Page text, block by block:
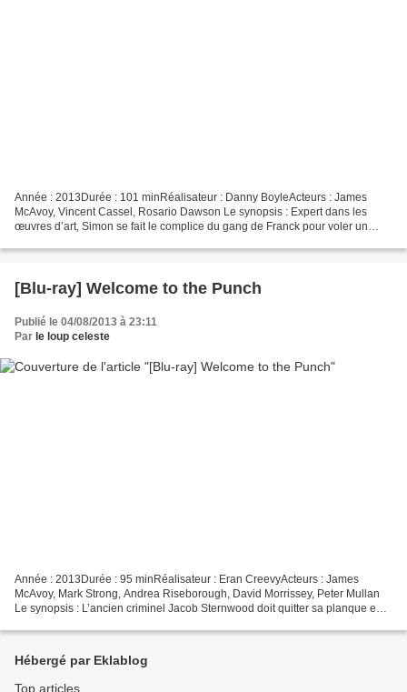
Année : 2013Durée : 101 minRéalisateur : Danny BoyleActeurs : James
McAvoy, Vincent Cassel, Rosario Dawson Le synopsis : Expert dans les
œuvres d’art, Simon se fait le complice du gang de Franck pour voler un
[Blu-ray] Welcome to the Punch
Publié le 04/08/2013 à 23:11
Par le loup celeste
Année : 2013Durée : 95 minRéalisateur : Eran CreevyActeurs : James
McAvoy, Mark Strong, Andrea Riseborough, David Morrissey, Peter Mullan
Le synopsis : L’ancien criminel Jacob Sternwood doit quitter sa planque en
Hébergé par Eklablog
Top articles